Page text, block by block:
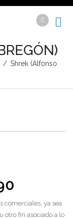
/ Shrek (Alfonso
comerciales, ya sea
otro fin asociado a lo